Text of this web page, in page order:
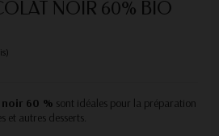
NOIR 60% BIO
60 % sont idéales pour la préparation
et autres desserts.